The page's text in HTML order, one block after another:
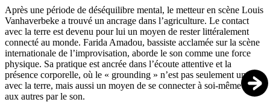
Après une période de déséquilibre mental, le metteur en scène Louis
Vanhaverbeke a trouvé un ancrage dans l’agriculture. Le contact
avec la terre est devenu pour lui un moyen de rester littéralement
connecté au monde. Farida Amadou, bassiste acclamée sur la scène
internationale de l’improvisation, aborde le son comme une force
physique. Sa pratique est ancrée dans l’écoute attentive et la
présence corporelle, où le « grounding » n’est pas seulement un lien
avec la terre, mais aussi un moyen de se connecter à soi-même et
aux autres par le son.